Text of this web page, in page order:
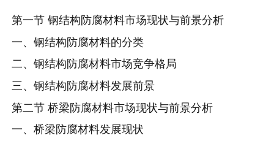
第一节 钢结构防腐材料市场现状与前景分析
一、钢结构防腐材料的分类
二、钢结构防腐材料市场竞争格局
三、钢结构防腐材料发展前景
第二节 桥梁防腐材料市场现状与前景分析
一、桥梁防腐材料发展现状